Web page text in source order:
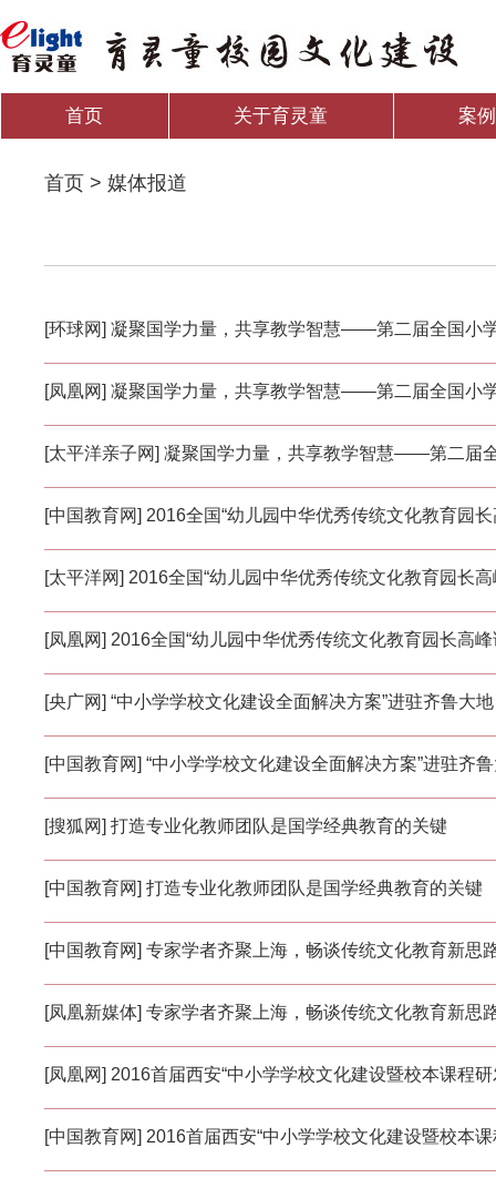
首页 关于育灵童 案
首页 > 媒体报道
[环球网] 凝聚国学力量，共享教学智慧——第二届全国小
[凤凰网] 凝聚国学力量，共享教学智慧——第二届全国小
[太平洋亲子网] 凝聚国学力量，共享教学智慧——第二届
[中国教育网] 2016全国“幼儿园中华优秀传统文化教育园
[太平洋网] 2016全国“幼儿园中华优秀传统文化教育园长
[凤凰网] 2016全国“幼儿园中华优秀传统文化教育园长高
[央广网] “中小学学校文化建设全面解决方案”进驻齐鲁大地
[中国教育网] “中小学学校文化建设全面解决方案”进驻齐
[搜狐网] 打造专业化教师团队是国学经典教育的关键
[中国教育网] 打造专业化教师团队是国学经典教育的关键
[中国教育网] 专家学者齐聚上海，畅谈传统文化教育新思
[凤凰新媒体] 专家学者齐聚上海，畅谈传统文化教育新思
[凤凰网] 2016首届西安“中小学学校文化建设暨校本课程
[中国教育网] 2016首届西安“中小学学校文化建设暨校本